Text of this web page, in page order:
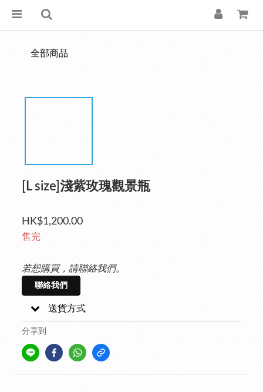
全部商品
[L size]淺紫玫瑰觀景瓶
HK$1,200.00
售完
若想購買，請聯絡我們。
聯絡我們
送貨方式
分享到